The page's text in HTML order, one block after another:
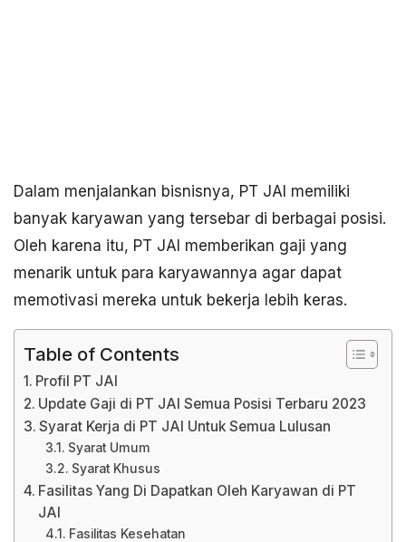
Dalam menjalankan bisnisnya, PT JAI memiliki
banyak karyawan yang tersebar di berbagai posisi.
Oleh karena itu, PT JAI memberikan gaji yang
menarik untuk para karyawannya agar dapat
memotivasi mereka untuk bekerja lebih keras.
Table of Contents
Profil PT JAI
Update Gaji di PT JAI Semua Posisi Terbaru 2023
Syarat Kerja di PT JAI Untuk Semua Lulusan
Syarat Umum
Syarat Khusus
Fasilitas Yang Di Dapatkan Oleh Karyawan di PT
JAI
Fasilitas Kesehatan